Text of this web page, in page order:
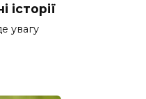
історії
увагу